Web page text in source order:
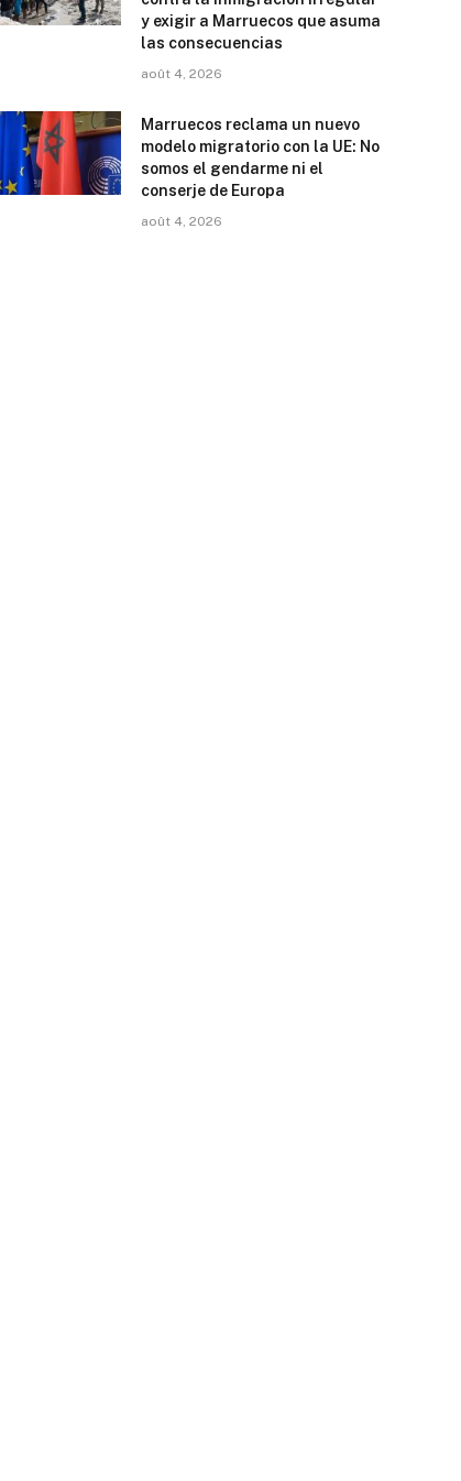
y exigir a Marruecos que asuma
las consecuencias
août 4, 2026
Marruecos reclama un nuevo
modelo migratorio con la UE: No
somos el gendarme ni el
conserje de Europa
août 4, 2026